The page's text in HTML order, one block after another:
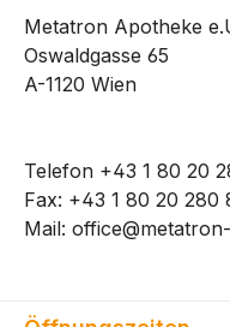
Metatron Apotheke
Oswaldgasse 65
A-1120 Wien
Telefon +43 1 80 20
Fax: +43 1 80 20 280
Mail: